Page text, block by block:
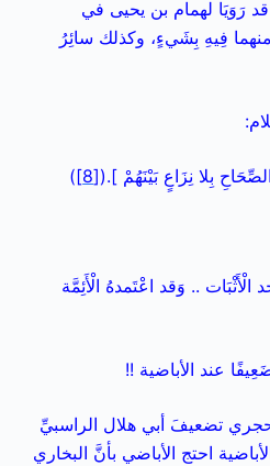
رَوَيَا لهمام بن يحيى في
فِيهِ بِشَيءٍ، وكذلك سائِرُ
بِلا نِزَاعٍ بَيْنَهُمْ ].([8]
)
.. وَقد اعْتَمدهُ الْأَئِمَّة
عند الأباضية !!
تضعيفَ أبي هلال الراسبيِّ
احتج الأباضي بأنَّ البخاري